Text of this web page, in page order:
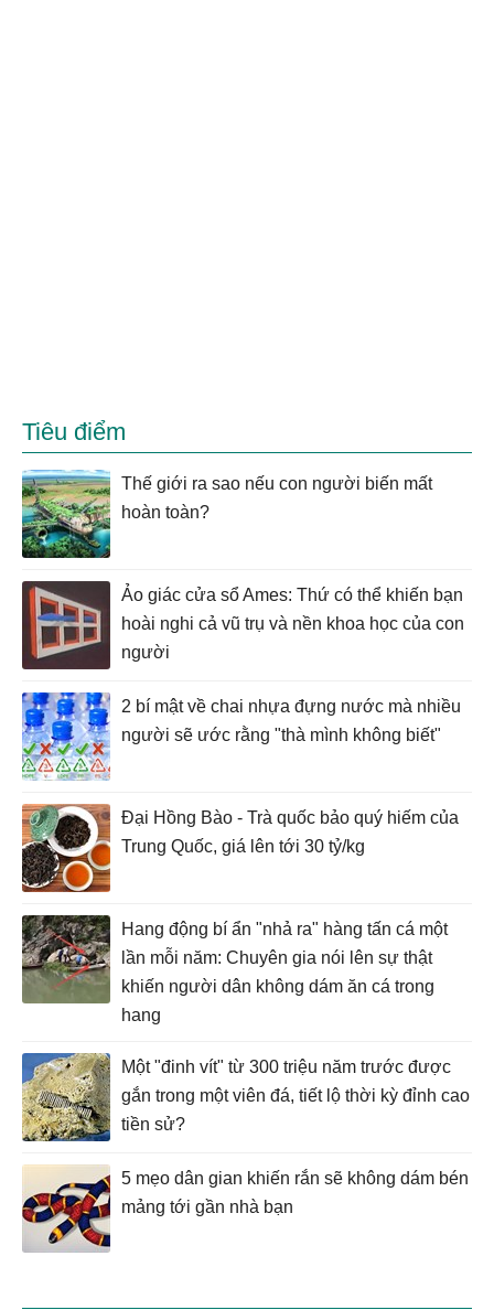
Tiêu điểm
Thế giới ra sao nếu con người biến mất
hoàn toàn?
Ảo giác cửa sổ Ames: Thứ có thể khiến bạn
hoài nghi cả vũ trụ và nền khoa học của con
người
2 bí mật về chai nhựa đựng nước mà nhiều
người sẽ ước rằng "thà mình không biết"
Đại Hồng Bào - Trà quốc bảo quý hiếm của
Trung Quốc, giá lên tới 30 tỷ/kg
Hang động bí ẩn "nhả ra" hàng tấn cá một
lần mỗi năm: Chuyên gia nói lên sự thật
khiến người dân không dám ăn cá trong
hang
Một "đinh vít" từ 300 triệu năm trước được
gắn trong một viên đá, tiết lộ thời kỳ đỉnh cao
tiền sử?
5 mẹo dân gian khiến rắn sẽ không dám bén
mảng tới gần nhà bạn